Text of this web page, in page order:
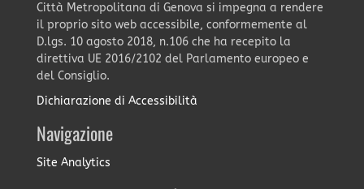
Città Metropolitana di Genova si impegna a rendere
il proprio sito web accessibile, conformemente al
D.lgs. 10 agosto 2018, n.106 che ha recepito la
direttiva UE 2016/2102 del Parlamento europeo e
del Consiglio.
Dichiarazione di Accessibilità
Navigazione
Site Analytics